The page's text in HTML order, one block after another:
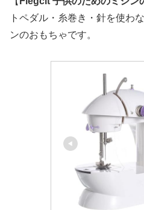
トペダル・糸巻き・針を使わ
ンのおもちゃです。